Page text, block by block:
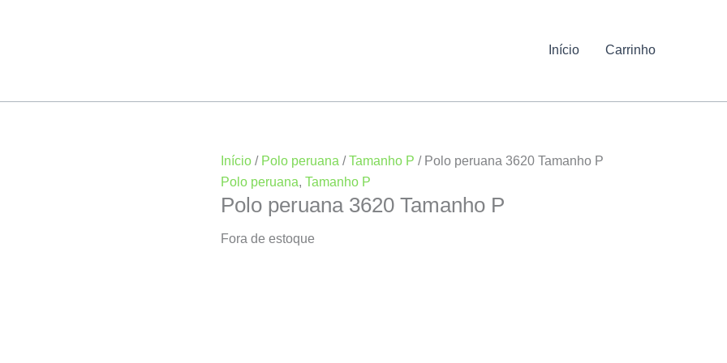
Início Carrinho
Início / Polo peruana /Tamanho P / Polo peruana 3620 Tamanho P
Polo peruana, Tamanho P
Polo peruana 3620 Tamanho P
Fora de estoque